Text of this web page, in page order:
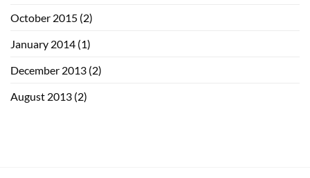
October 2015 (2)
January 2014 (1)
December 2013 (2)
August 2013 (2)